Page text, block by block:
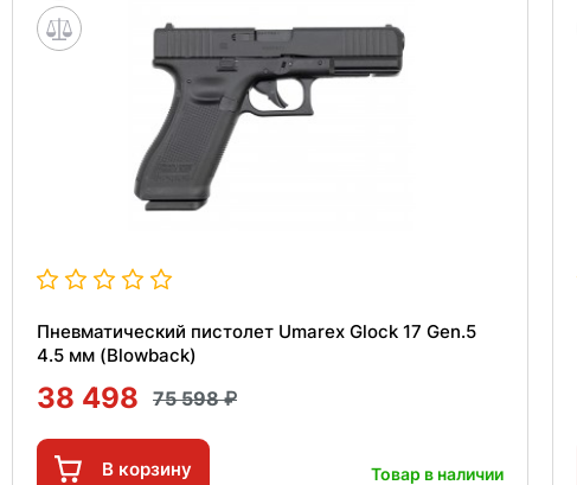
Пневматический пистолет Umarex Glock 17 Gen.5
4.5 мм (Blowback)
38 498 75 598
В корзину Товар в наличии